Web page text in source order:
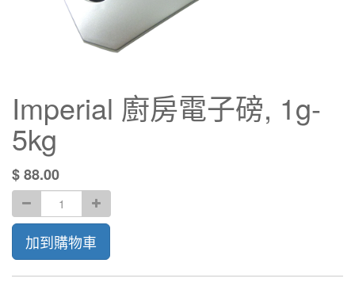
Imperial 廚房電子磅, 1g-
5kg
$88.00
加到購物車